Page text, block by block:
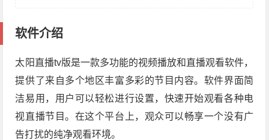
软件介绍
太阳直播tv版是一款多功能的视频播放和直播观看软件，
提供了来自多个地区丰富多彩的节目内容。软件界面简
洁易用，用户可以轻松进行设置，快速开始观看各种电
视直播节目。在这个平台上，观众可以畅享一个没有广
告打扰的纯净观看环境。